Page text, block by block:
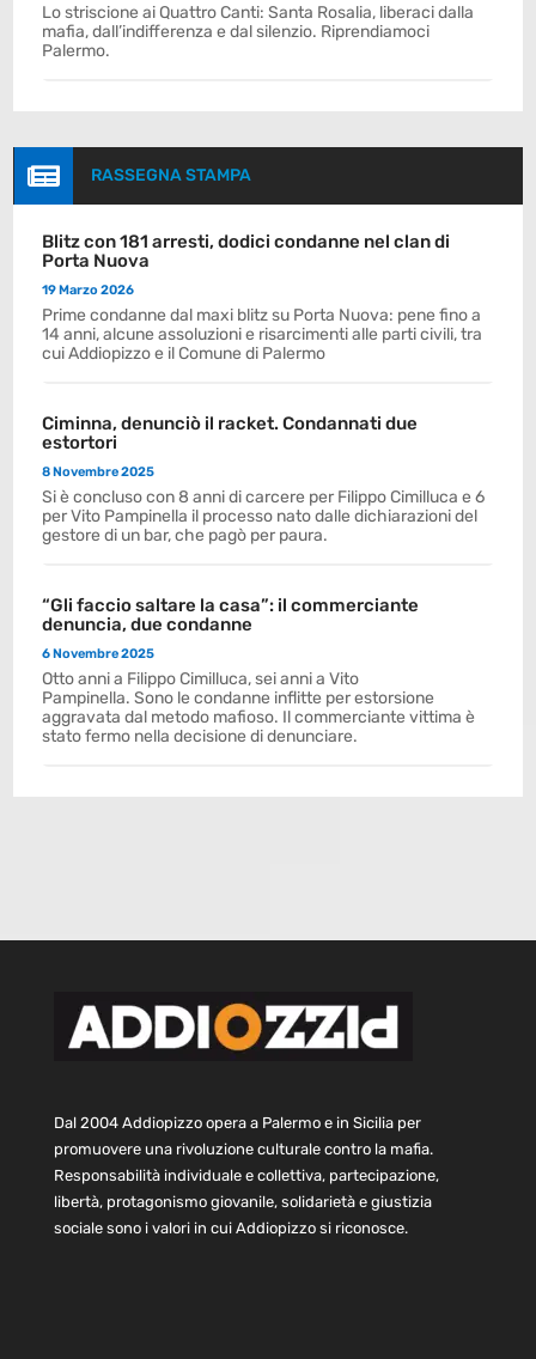
Lo striscione ai Quattro Canti: Santa Rosalia, liberaci dalla
mafia, dall’indifferenza e dal silenzio. Riprendiamoci
Palermo.
 RASSEGNA STAMPA
Blitz con 181 arresti, dodici condanne nel clan di
Porta Nuova
19 Marzo 2026
Prime condanne dal maxi blitz su Porta Nuova: pene fino a
14 anni, alcune assoluzioni e risarcimenti alle parti civili, tra
cui Addiopizzo e il Comune di Palermo
Ciminna, denunciò il racket. Condannati due
estortori
8 Novembre 2025
Si è concluso con 8 anni di carcere per Filippo Cimilluca e 6
per Vito Pampinella il processo nato dalle dichiarazioni del
gestore di un bar, che pagò per paura.
“Gli faccio saltare la casa”: il commerciante
denuncia, due condanne
6 Novembre 2025
Otto anni a Filippo Cimilluca, sei anni a Vito
Pampinella. Sono le condanne inflitte per estorsione
aggravata dal metodo mafioso. Il commerciante vittima è
stato fermo nella decisione di denunciare.
Dal 2004 Addiopizzo opera a Palermo e in Sicilia per
promuovere una rivoluzione culturale contro la mafia.
Responsabilità individuale e collettiva, partecipazione,
libertà, protagonismo giovanile, solidarietà e giustizia
sociale sono i valori in cui Addiopizzo si riconosce.